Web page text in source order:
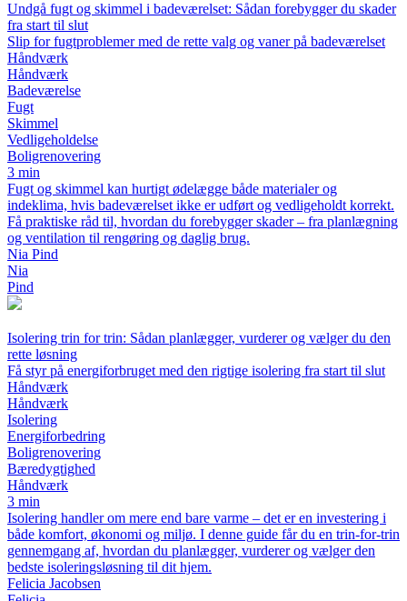
Undgå fugt og skimmel i badeværelset: Sådan forebygger du skader
fra start til slut
Slip for fugtproblemer med de rette valg og vaner på badeværelset
Håndværk
Håndværk
Badeværelse
Fugt
Skimmel
Vedligeholdelse
Boligrenovering
3 min
Fugt og skimmel kan hurtigt ødelægge både materialer og
indeklima, hvis badeværelset ikke er udført og vedligeholdt korrekt.
Få praktiske råd til, hvordan du forebygger skader – fra planlægning
og ventilation til rengøring og daglig brug.
Nia Pind
Nia
Pind
Isolering trin for trin: Sådan planlægger, vurderer og vælger du den
rette løsning
Få styr på energiforbruget med den rigtige isolering fra start til slut
Håndværk
Håndværk
Isolering
Energiforbedring
Boligrenovering
Bæredygtighed
Håndværk
3 min
Isolering handler om mere end bare varme – det er en investering i
både komfort, økonomi og miljø. I denne guide får du en trin-for-trin
gennemgang af, hvordan du planlægger, vurderer og vælger den
bedste isoleringsløsning til dit hjem.
Felicia Jacobsen